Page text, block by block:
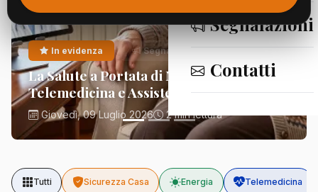
Segnalazioni
Contatti
In evidenza Segnalazioni
La Salute a Portata di Mano:
Telemedicina e Assistenza Domiciliare
Giovedì, 09 Luglio 2026 2 min lettura
Tutti Sicurezza Casa Energia Telemedicina